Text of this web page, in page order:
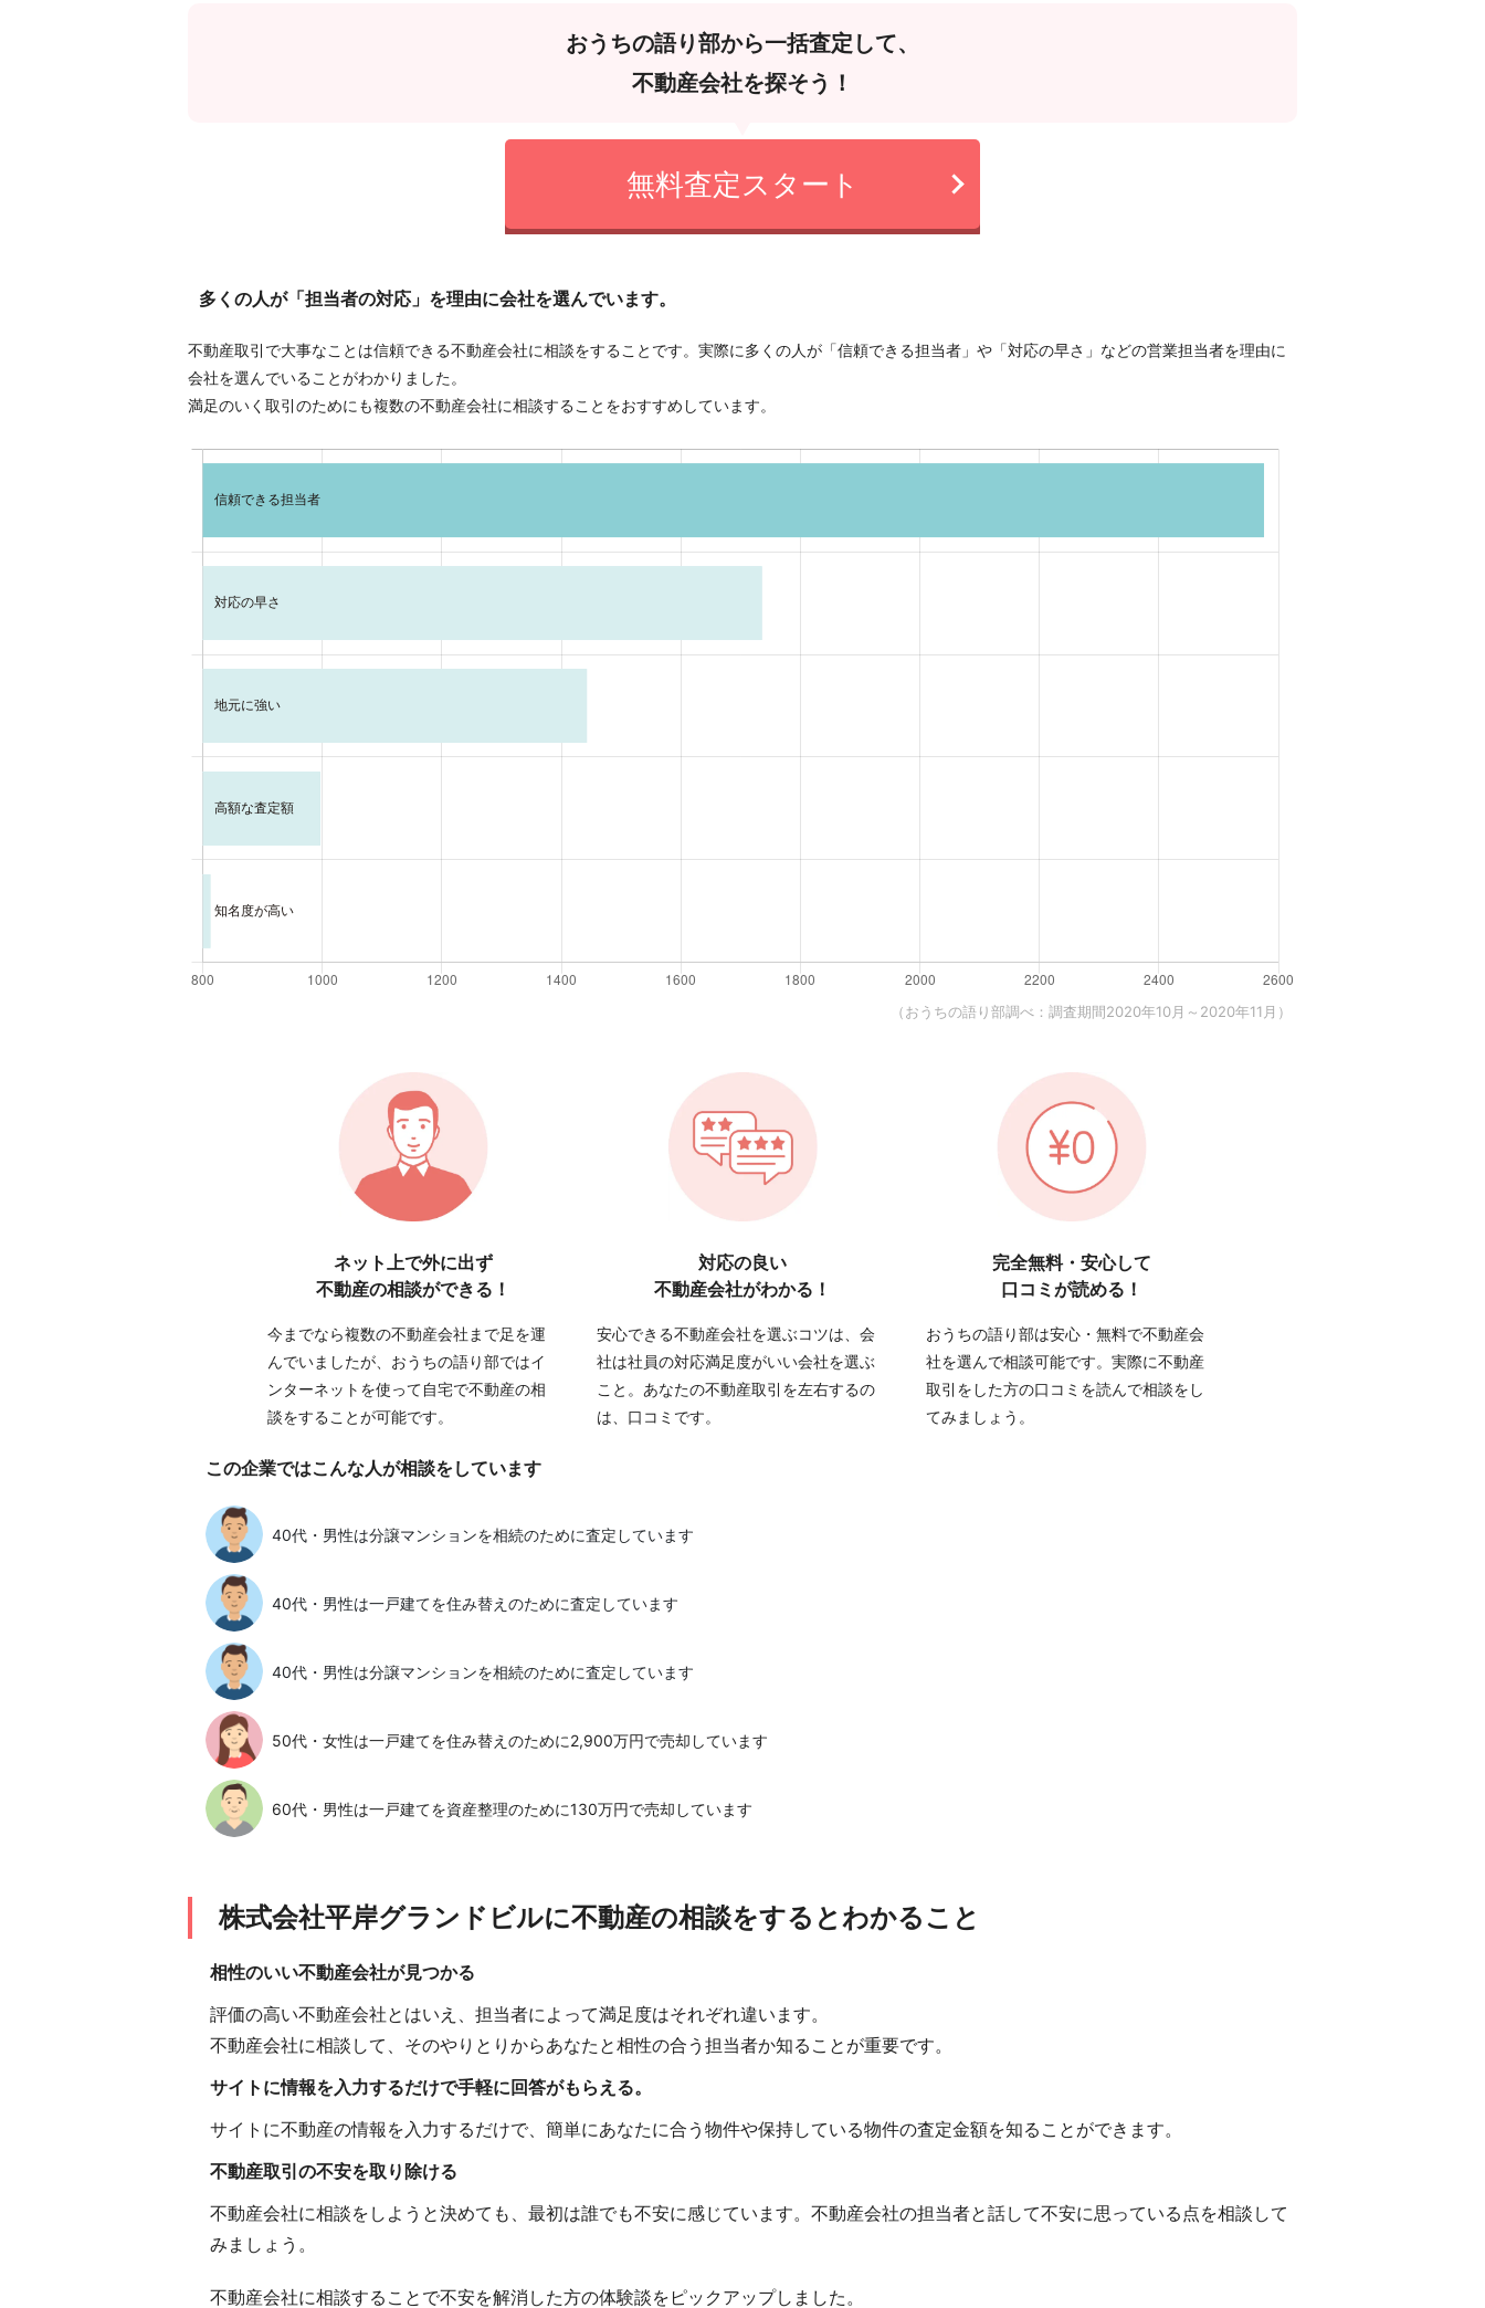
おうちの語り部から一括査定して、
不動産会社を探そう！
無料査定スタート
多くの人が「担当者の対応」を理由に会社を選んでいます。
不動産取引で大事なことは信頼できる不動産会社に相談をすることです。実際に多くの人が「信頼できる担当者」や「対応の早さ」などの営業担当者を理由に
会社を選んでいることがわかりました。
満足のいく取引のためにも複数の不動産会社に相談することをおすすめしています。
（おうちの語り部調べ：調査期間2020年10月～2020年11月）
ネット上で外に出ず
不動産の相談ができる！
今までなら複数の不動産会社まで足を運
んでいましたが、おうちの語り部ではイ
ンターネットを使って自宅で不動産の相
談をすることが可能です。
対応の良い
不動産会社がわかる！
安心できる不動産会社を選ぶコツは、会
社は社員の対応満足度がいい会社を選ぶ
こと。あなたの不動産取引を左右するの
は、口コミです。
完全無料・安心して
口コミが読める！
おうちの語り部は安心・無料で不動産会
社を選んで相談可能です。実際に不動産
取引をした方の口コミを読んで相談をし
てみましょう。
この企業ではこんな人が相談をしています
40代・男性は分譲マンションを相続のために査定しています
40代・男性は一戸建てを住み替えのために査定しています
40代・男性は分譲マンションを相続のために査定しています
50代・女性は一戸建てを住み替えのために2,900万円で売却しています
60代・男性は一戸建てを資産整理のために130万円で売却しています
株式会社平岸グランドビルに不動産の相談をするとわかること
相性のいい不動産会社が見つかる
評価の高い不動産会社とはいえ、担当者によって満足度はそれぞれ違います。
不動産会社に相談して、そのやりとりからあなたと相性の合う担当者か知ることが重要です。
サイトに情報を入力するだけで手軽に回答がもらえる。
サイトに不動産の情報を入力するだけで、簡単にあなたに合う物件や保持している物件の査定金額を知ることができます。
不動産取引の不安を取り除ける
不動産会社に相談をしようと決めても、最初は誰でも不安に感じています。不動産会社の担当者と話して不安に思っている点を相談して
みましょう。
不動産会社に相談することで不安を解消した方の体験談をピックアップしました。